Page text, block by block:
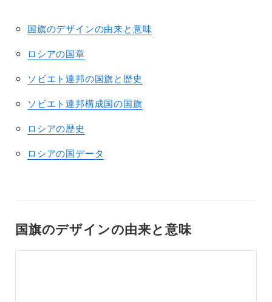
国旗のデザインの由来と意味
ロシアの国章
ソビエト連邦の国旗と歴史
ソビエト連邦構成国の国旗
ロシアの歴史
ロシアの国データ
国旗のデザインの由来と意味